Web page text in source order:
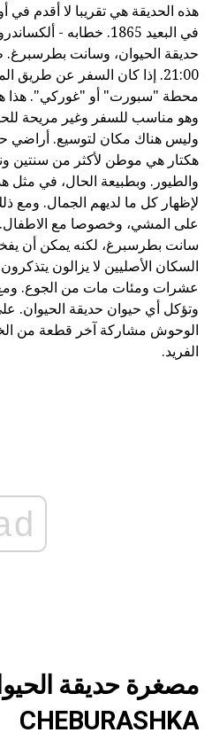
هذه الحديقة هي تقريبا لا أقدم
21:00. إذا كان السفر عن طريق
محطة "سبورت" أو "غوركي". هذا
وهو مناسب للسفر وغير مريحة
هكتار هي موطن لأكثر من سنتين
والطيور. وبطبيعة الحال، في
لإظهار كل ما لديهم الجمال. ومع
على المشي، وخصوصا مع
سانت بطرسبرغ، لكنه يمكن أن
السكان الأصليين لا يزالون
عشرات ومئات مات من الجوع. ومع
وتؤكل أي حيوان حديقة الحيوان.
الوحوش مشاركة آخر قطعة من
الفريد.
مصغرة حديقة
CHEBURASHKA